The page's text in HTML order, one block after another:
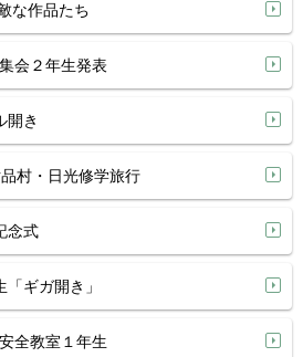
な作品たち
会２年生発表
開き
村・日光修学旅行
念式
ギガ開き」
全教室１年生